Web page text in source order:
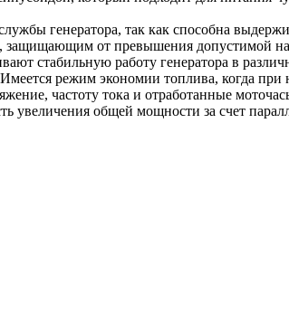
генератора, так как способна
защищающим от превышения допустимой
стабильную работу генератора в
режим экономии топлива, когда
частоту тока и отработанные
увеличения общей мощности за счет